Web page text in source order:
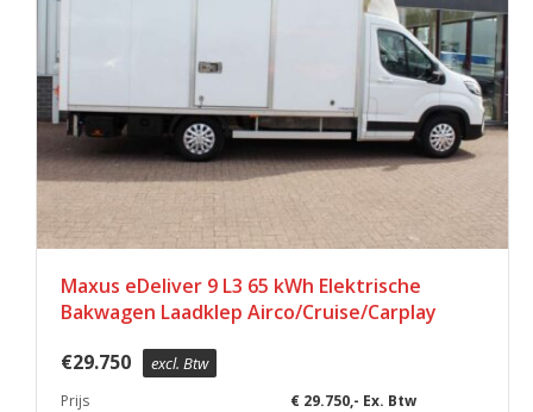
Maxus eDeliver 9 L3 65 kWh Elektrische
Bakwagen Laadklep Airco/Cruise/Carplay
€29.750 excl. Btw
Prijs
€ 29.750,- Ex. Btw